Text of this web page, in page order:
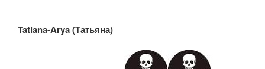
Tatiana-Arya (Татьяна)